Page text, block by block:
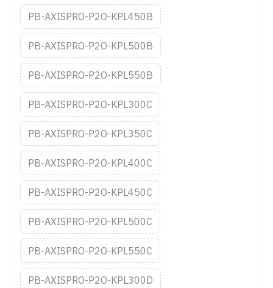
PB-AXISPRO-P2O-KPL450B
PB-AXISPRO-P2O-KPL500B
PB-AXISPRO-P2O-KPL550B
PB-AXISPRO-P2O-KPL300C
PB-AXISPRO-P2O-KPL350C
PB-AXISPRO-P2O-KPL400C
PB-AXISPRO-P2O-KPL450C
PB-AXISPRO-P2O-KPL500C
PB-AXISPRO-P2O-KPL550C
PB-AXISPRO-P2O-KPL300D